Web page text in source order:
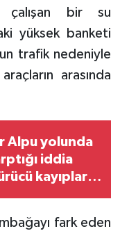
çalışan bir su
yüksek banketi
trafik nedeniyle
arasında
Alpu yolunda
iddia
kayıplara
fark eden